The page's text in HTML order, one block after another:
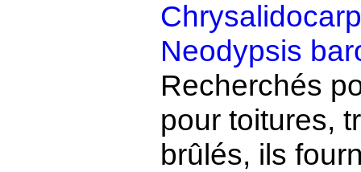
Neodypsis
Recherchés
pour toitures,
brûlés, ils